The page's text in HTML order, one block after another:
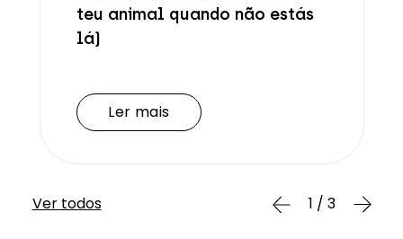
teu animal quando não estás
lá)
Ler mais
Ver todos 1 / 3